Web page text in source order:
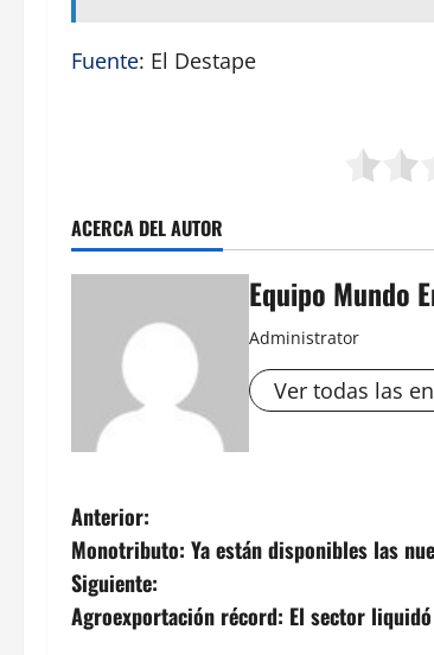
Fuente: El Destape
ACERCA DEL AUTOR
Equipo Mundo
Administrator
Ver todas las
N
a
v
Anterior:
Monotributo: Ya están disponibles las
Siguiente:
Agroexportación récord: El sector